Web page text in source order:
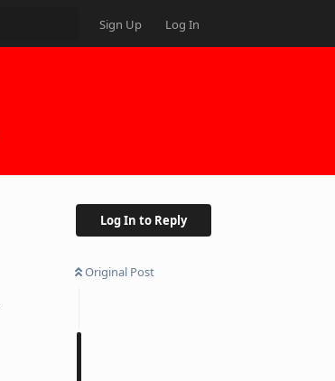
Sign Up Log In
Log In to Reply
Original Post